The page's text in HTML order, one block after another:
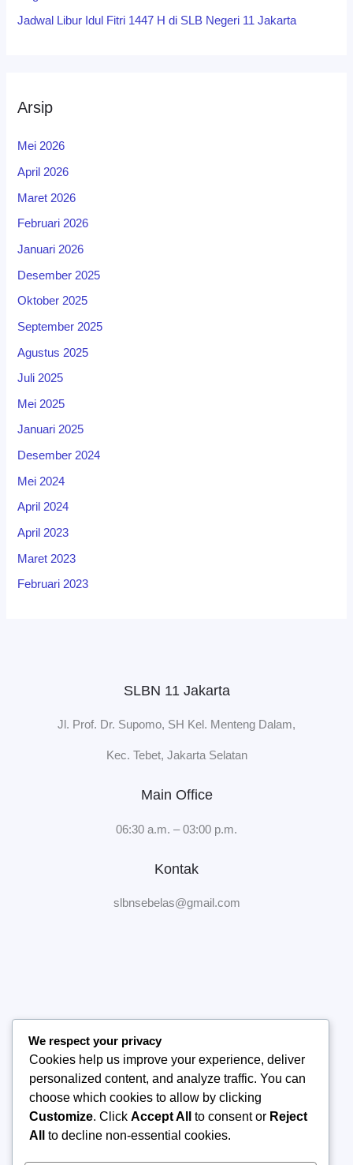
Jadwal Libur Idul Fitri 1447 H di SLB Negeri 11 Jakarta
Arsip
Mei 2026
April 2026
Maret 2026
Februari 2026
Januari 2026
Desember 2025
Oktober 2025
September 2025
Agustus 2025
Juli 2025
Mei 2025
Januari 2025
Desember 2024
Mei 2024
April 2024
April 2023
Maret 2023
Februari 2023
SLBN 11 Jakarta
Jl. Prof. Dr. Supomo, SH Kel. Menteng Dalam,
Kec. Tebet, Jakarta Selatan
Main Office
06:30 a.m. – 03:00 p.m.
Kontak
slbnsebelas@gmail.com
Tentang Sekolah
Manajemen Sekolah
Publikasi
Kontak Kami
We respect your privacy
Cookies help us improve your experience, deliver
personalized content, and analyze traffic. You can
choose which cookies to allow by clicking
Customize. Click Accept All to consent or Reject
All
to decline non-essential cookies.